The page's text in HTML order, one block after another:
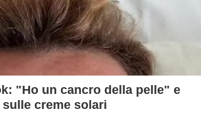
"Ho un cancro della pelle" e
creme solari